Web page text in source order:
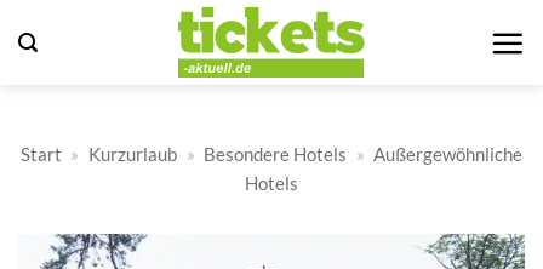
Inhalt
Start » Kurzurlaub » Besondere Hotels » Außergewöhnliche
Hotels